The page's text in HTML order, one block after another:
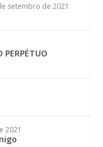
setembro de 2021
PERPÉTUO
2021